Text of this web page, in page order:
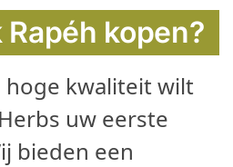
kopen?
hoge kwaliteit wilt
uw eerste
bieden een